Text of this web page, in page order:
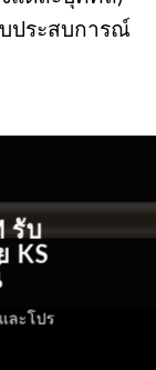
ประสบการณ์
รับ
KS
ละโปร